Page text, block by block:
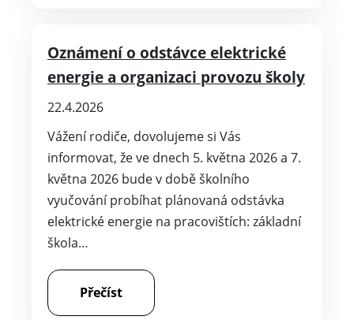
Oznámení o odstávce elektrické
energie a organizaci provozu školy
22.4.2026
Vážení rodiče, dovolujeme si Vás
informovat, že ve dnech 5. května 2026 a 7.
května 2026 bude v době školního
vyučování probíhat plánovaná odstávka
elektrické energie na pracovištích: základní
škola…
Přečíst